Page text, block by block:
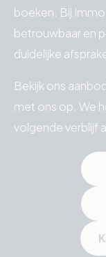
boeken. Bij
betrouwbaar en
duidelijke
Bekijk ons
met ons op. We
volgende verblijf